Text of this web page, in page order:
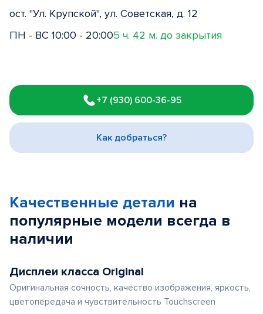
ост. "Ул. Крупской", ул. Советская, д. 12
ПН - ВС 10:00 - 20:005 ч. 42 м. до закрытия
1
of
3
+7 (930) 600-36-95
Как добраться?
Качественные детали на
популярные модели всегда в
наличии
Дисплеи класса Original
Оригинальная сочность, качество изображения, яркость,
цветопередача и чувствительность Touchscreen